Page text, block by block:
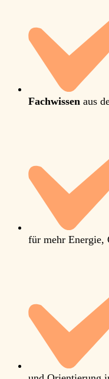
Fachwissen aus
für mehr Energie,